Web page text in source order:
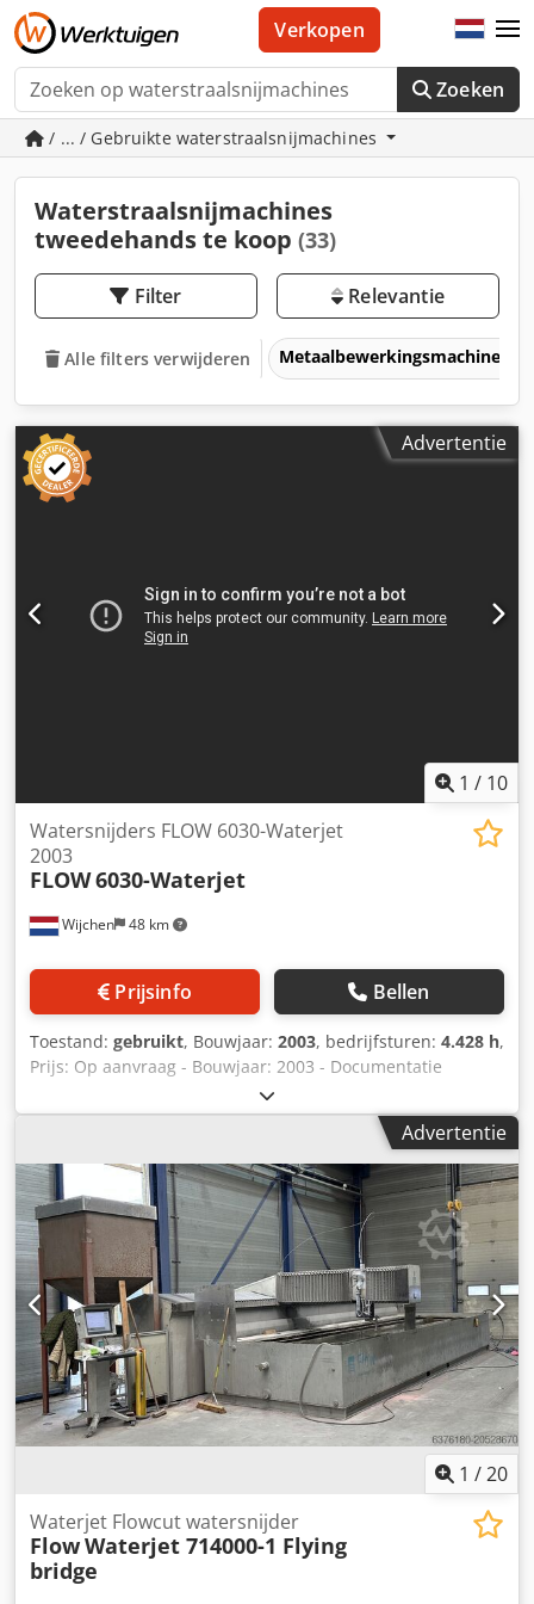
Zoeken
Verkopen
/ ... / Gebruikte waterstraalsnijmachines
Waterstraalsnijmachines
tweedehands te koop (33)
Filter Relevantie
Alle filters verwijderen Metaalbewerkingsmachines
Advertentie
1 / 10
Wijchen 48 km
Watersnijders FLOW 6030-Waterjet
2003
FLOW6030-Waterjet
Prijsinfo Bellen
Toestand: gebruikt, Bouwjaar: 2003, bedrijfsturen: 4.428 h,
Prijs: Op aanvraag - Bouwjaar: 2003 - Documentatie
aanwezig: Ja Dwsdpswnidhjfx Aiiea - CE markering
aanwezig: Ja - CE certificaat aanwezig: Nee - Draaiuren:
4428 - Aansturing: CNC - Merk aansturing: Siemens -
Vermogen [kW]: 37.0 - Werkdruk [bar]: 4137 - X-as
verplaatsing [mm]: 6500 - Y-as verplaatsing [mm]: 3300
Financiële informatie BTW: De getoonde prijs is exclusief
BTW BTW/marge: BTW verrekenbaar voor ondernemers
Levering en inruil altijd mogelijk van alles in de industriële
sectoren Lukas van Rossum
Advertentie
1 /20
Waterjet Flowcut watersnijder
FlowWaterjet 714000-1 Flying
bridge